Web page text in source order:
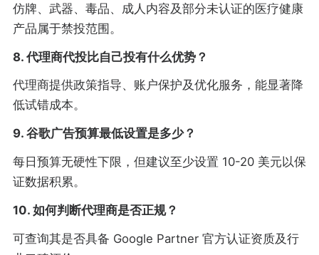
仿牌、武器、毒品、成人内容及部分未认证的医疗健康
产品属于禁投范围。
8. 代理商代投比自己投有什么优势？
代理商提供政策指导、账户保护及优化服务，能显著降
低试错成本。
9. 谷歌广告预算最低设置是多少？
每日预算无硬性下限，但建议至少设置 10-20 美元以保
证数据积累。
10. 如何判断代理商是否正规？
可查询其是否具备 Google Partner 官方认证资质及行